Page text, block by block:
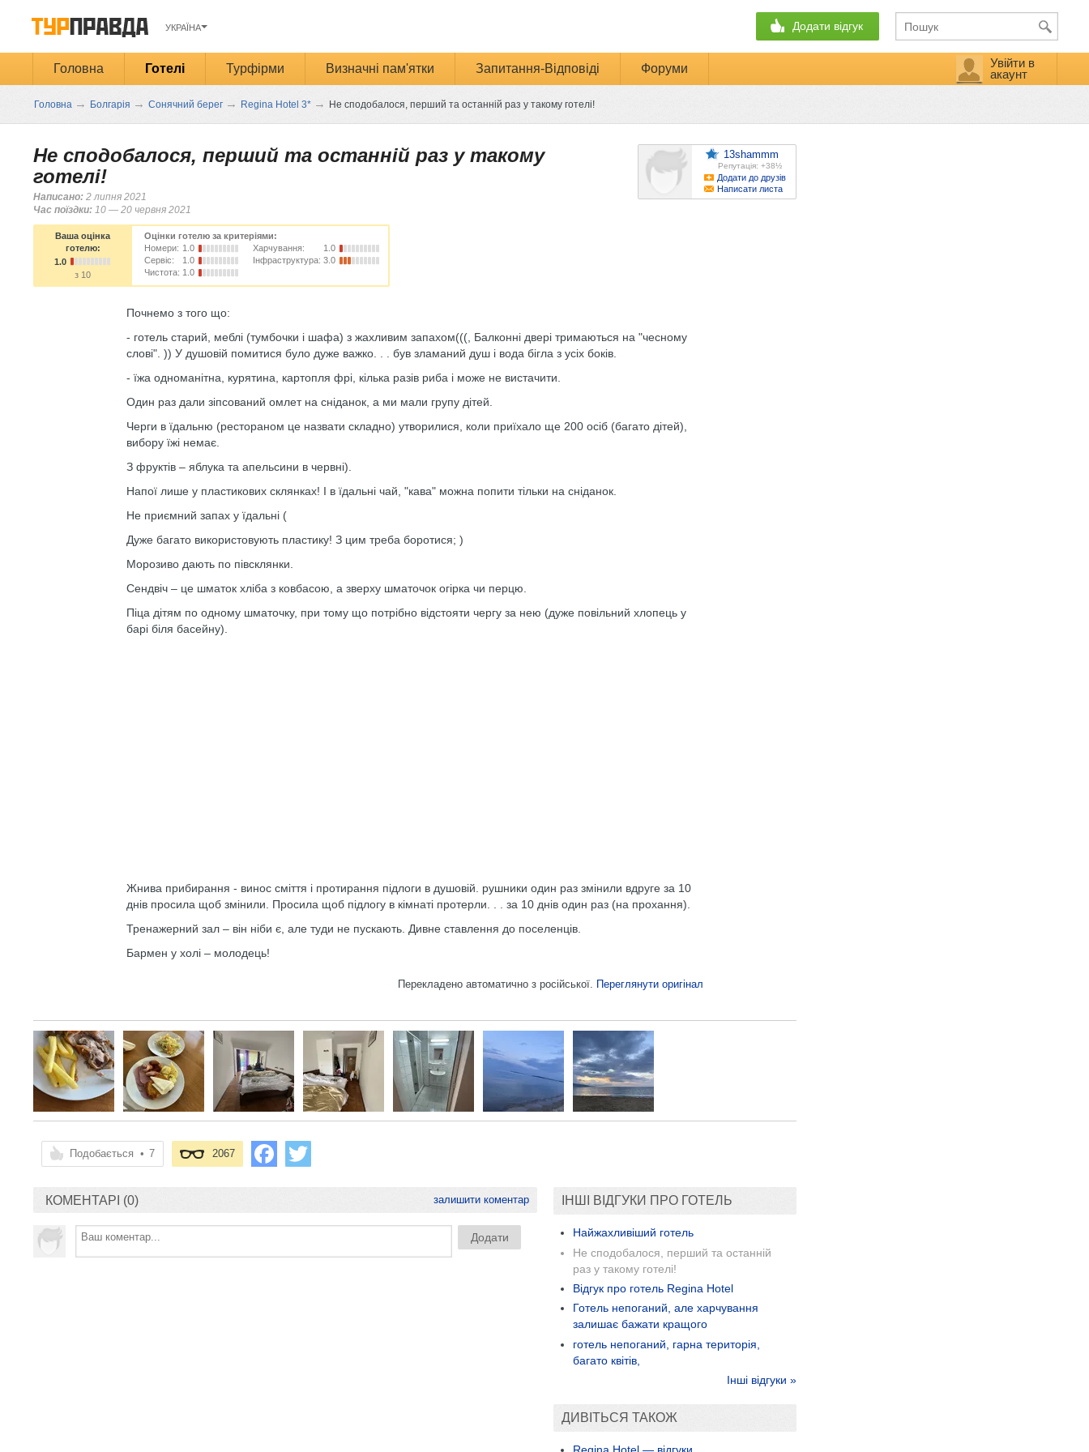
УКРАЇНА Додати відгук
Головна Готелі Турфірми Визначні пам'ятки Запитання-Відповіді Форуми
Увійти в
акаунт
Головна → Болгарія → Сонячний берег → Regina Hotel 3* → Не сподобалося, перший та останній раз у такому готелі!
Не сподобалося, перший та останній раз у такому
готелі!
Написано: 2 липня 2021
Час поїздки: 10 — 20 червня 2021
13shammm
Репутація: +38½
Додати до друзів
Написати листа
Ваша оцінка
готелю:
1.0
з 10
Оцінки готелю за критеріями:
Номери: 1.0
Сервіс:
1.0
Чистота: 1.0
Харчування:
1.0
Інфраструктура: 3.0
Почнемо з того що:
- готель старий, меблі (тумбочки і шафа) з жахливим запахом(((, Балконні двері тримаються на "чесному
слові". )) У душовій помитися було дуже важко. . . був зламаний душ і вода бігла з усіх боків.
- їжа одноманітна, курятина, картопля фрі, кілька разів риба і може не вистачити.
Один раз дали зіпсований омлет на сніданок, а ми мали групу дітей.
Черги в їдальню (рестораном це назвати складно) утворилися, коли приїхало ще 200 осіб (багато дітей),
вибору їжі немає.
З фруктів – яблука та апельсини в червні).
Напої лише у пластикових склянках! І в їдальні чай, "кава" можна попити тільки на сніданок.
Не приємний запах у їдальні (
Дуже багато використовують пластику! З цим треба боротися; )
Морозиво дають по півсклянки.
Сендвіч – це шматок хліба з ковбасою, а зверху шматочок огірка чи перцю.
Піца дітям по одному шматочку, при тому що потрібно відстояти чергу за нею (дуже повільний хлопець у
барі біля басейну).
Жнива прибирання - винос сміття і протирання підлоги в душовій. рушники один раз змінили вдруге за 10
днів просила щоб змінили. Просила щоб підлогу в кімнаті протерли. . . за 10 днів один раз (на прохання).
Тренажерний зал – він ніби є, але туди не пускають. Дивне ставлення до поселенців.
Бармен у холі – молодець!
Перекладено автоматично з російської. Переглянути оригінал
Подобається • 7 2067
КОМЕНТАРІ (0) залишити коментар ІНШІ ВІДГУКИ ПРО ГОТЕЛЬ
Найжахливіший готель
Не сподобалося, перший та останній
раз у такому готелі!
Відгук про готель Regina Hotel
Готель непоганий, але харчування
залишає бажати кращого
готель непоганий, гарна територія,
багато квітів,
Інші відгуки »
ДИВІТЬСЯ ТАКОЖ